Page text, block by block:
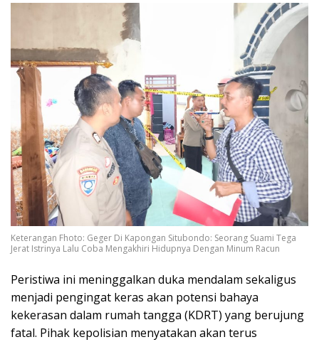
Keterangan Fhoto: Geger Di Kapongan Situbondo: Seorang Suami Tega
Jerat Istrinya Lalu Coba Mengakhiri Hidupnya Dengan Minum Racun
Peristiwa ini meninggalkan duka mendalam sekaligus
menjadi pengingat keras akan potensi bahaya
kekerasan dalam rumah tangga (KDRT) yang berujung
fatal. Pihak kepolisian menyatakan akan terus